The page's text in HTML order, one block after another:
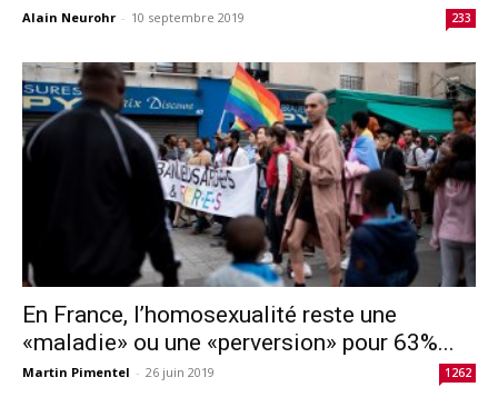
Alain Neurohr - 10 septembre 2019 233
En France, l’homosexualité reste une
«maladie» ou une «perversion» pour 63%...
Martin Pimentel - 26 juin 2019 1262